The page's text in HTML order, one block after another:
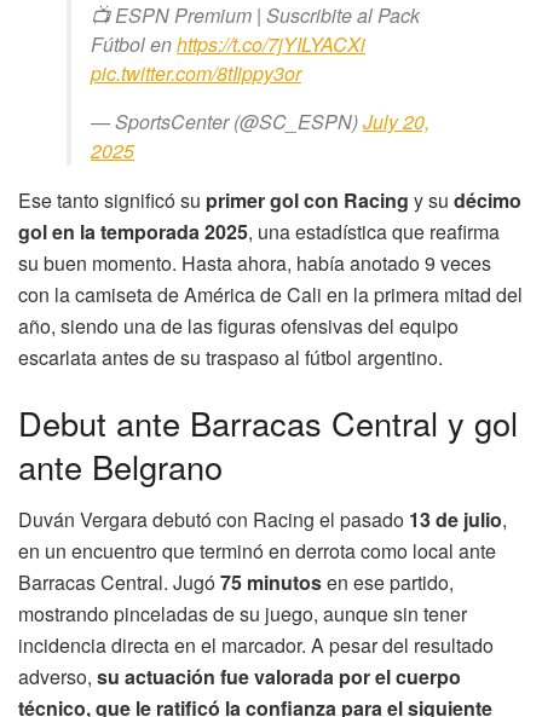
📺 ESPN Premium | Suscribite al Pack
Fútbol enhttps://t.co/7jYILYACXi
pic.twitter.com/8tIippy3or
— SportsCenter (@SC_ESPN)July 20,
2025
Ese tanto significó su primer gol con Racing y su décimo
gol en la temporada 2025, una estadística que reafirma
su buen momento. Hasta ahora, había anotado 9 veces
con la camiseta de América de Cali en la primera mitad del
año, siendo una de las figuras ofensivas del equipo
escarlata antes de su traspaso al fútbol argentino.
Debut ante Barracas Central y gol
ante Belgrano
Duván Vergara debutó con Racing el pasado 13 de julio,
en un encuentro que terminó en derrota como local ante
Barracas Central. Jugó75 minutosen ese partido,
mostrando pinceladas de su juego, aunque sin tener
incidencia directa en el marcador. A pesar del resultado
adverso, su actuación fue valorada por el cuerpo
técnico, que le ratificó la confianza para el siguiente